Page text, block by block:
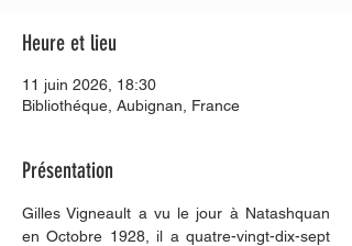
Heure et lieu
11 juin 2026, 18:30
Bibliothéque, Aubignan, France
Présentation
Gilles Vigneault a vu le jour à Natashquan
en Octobre 1928, il a quatre-vingt-dix-sept